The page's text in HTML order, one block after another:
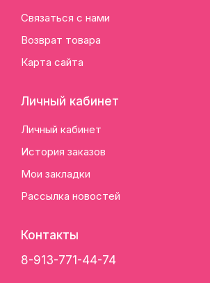
Связаться с нами
Возврат товара
Карта сайта
Личный кабинет
Личный кабинет
История заказов
Мои закладки
Рассылка новостей
Контакты
8-913-771-44-74